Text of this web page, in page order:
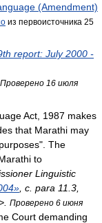
(Amendment)
из первоисточника 25
report: July 2000 -
Проверено 16 июля
Act, 1987 makes
that Marathi may
The
to
Linguistic
, с. para 11.3
Проверено 6 июня
Court demanding